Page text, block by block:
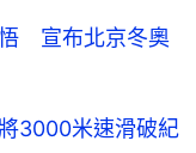
悟 宣布北京冬奧
3000米速滑破紀